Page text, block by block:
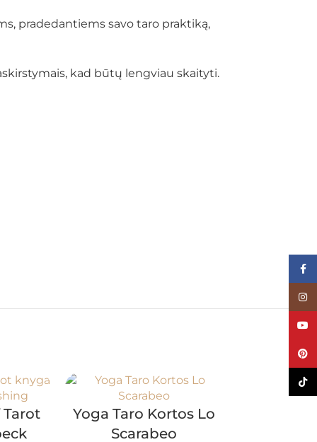
pradedantiems savo taro praktiką,
kad būtų lengviau skaityti.
Yoga Taro Kortos Lo
Scarabeo
Išparduota 😔